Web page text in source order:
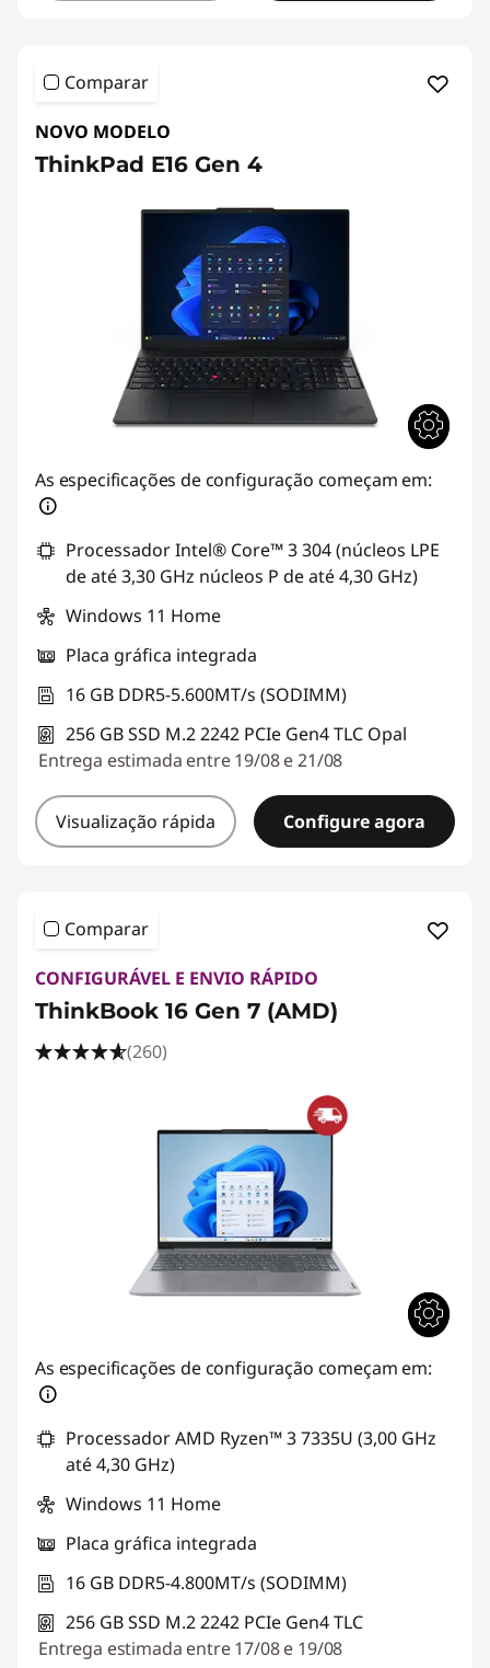
Comparar
NOVO MODELO
ThinkPad E16 Gen 4
As especificações de configuração começam em:
Processador Intel® Core™ 3 304 (núcleos LPE
de até 3,30 GHz núcleos P de até 4,30 GHz)
Windows 11 Home
Placa gráfica integrada
16 GB DDR5-5.600MT/s (SODIMM)
256 GB SSD M.2 2242 PCIe Gen4 TLC Opal
Entrega estimada entre 19/08 e 21/08
Visualização rápida Configure agora
Comparar
CONFIGURÁVEL E ENVIO RÁPIDO
ThinkBook 16 Gen 7 (AMD)
(260)
As especificações de configuração começam em:
Processador AMD Ryzen™ 3 7335U (3,00 GHz
até 4,30 GHz)
Windows 11 Home
Placa gráfica integrada
16 GB DDR5-4.800MT/s (SODIMM)
256 GB SSD M.2 2242 PCIe Gen4 TLC
Entrega estimada entre 17/08 e 19/08